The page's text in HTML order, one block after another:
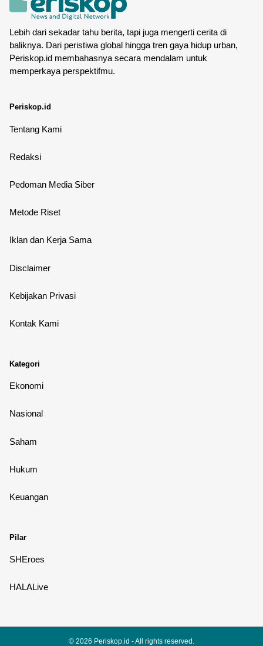
Lebih dari sekadar tahu berita, tapi juga mengerti cerita di
baliknya. Dari peristiwa global hingga tren gaya hidup urban,
Periskop.id membahasnya secara mendalam untuk
memperkaya perspektifmu.
Periskop.id
Tentang Kami
Redaksi
Pedoman Media Siber
Metode Riset
Iklan dan Kerja Sama
Disclaimer
Kebijakan Privasi
Kontak Kami
Kategori
Ekonomi
Nasional
Saham
Hukum
Keuangan
Pilar
SHEroes
HALALive
© 2026 Periskop.id - All rights reserved.